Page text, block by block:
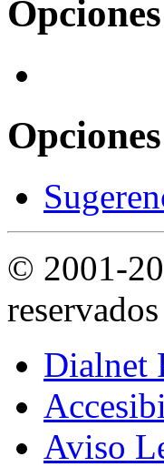
© 2001-
reservados
Dialnet
Aviso